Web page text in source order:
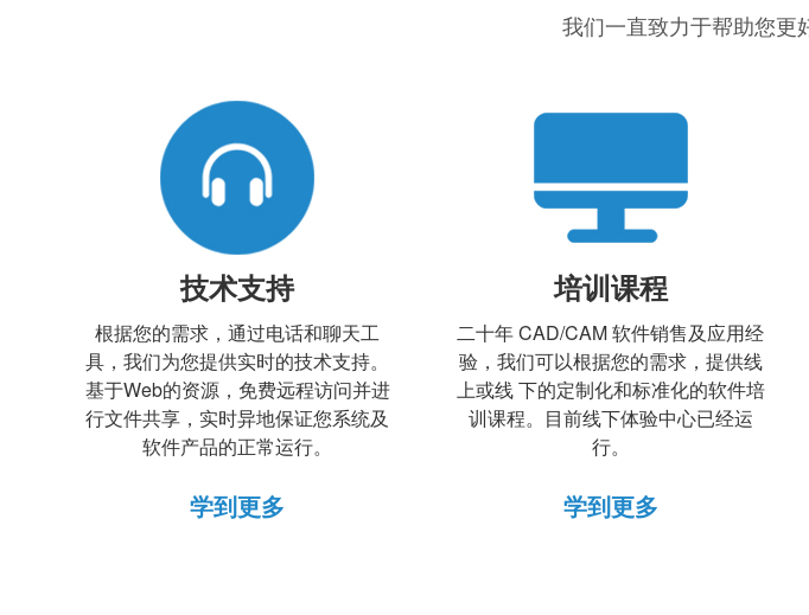
我们一直致力于帮助您更
技术支持
根据您的需求，通过电话和聊天工
具，我们为您提供实时的技术支持。
基于Web的资源，免费远程访问并进
行文件共享，实时异地保证您系统及
软件产品的正常运行。
学到更多
培训课程
二十年 CAD/CAM 软件销售及应用经
验，我们可以根据您的需求，提供线
上或线 下的定制化和标准化的软件培
训课程。目前线下体验中心已经运
行。
学到更多